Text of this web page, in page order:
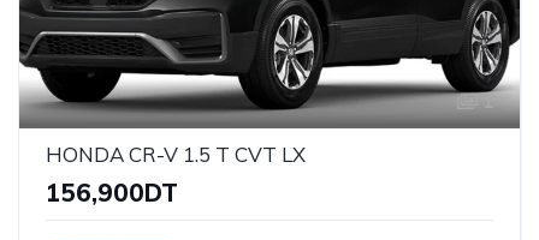
HONDA CR-V 1.5 T CVT LX
156,900DT